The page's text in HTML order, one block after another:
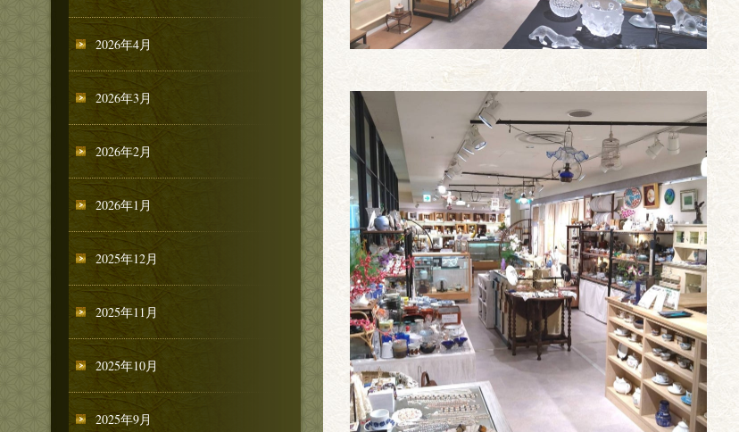
2026年4月
2026年3月
2026年2月
2026年1月
2025年12月
2025年11月
2025年10月
2025年9月